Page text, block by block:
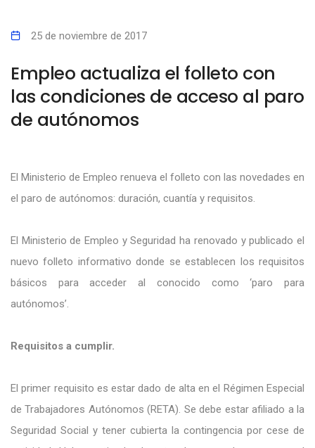
25 de noviembre de 2017
Empleo actualiza el folleto con
las condiciones de acceso al paro
de autónomos
El Ministerio de Empleo renueva el folleto con las novedades en
el paro de autónomos: duración, cuantía y requisitos.
El Ministerio de Empleo y Seguridad ha renovado y publicado el
nuevo folleto informativo donde se establecen los requisitos
básicos para acceder al conocido como ‘paro para
autónomos’.
Requisitos a cumplir.
El primer requisito es estar dado de alta en el Régimen Especial
de Trabajadores Autónomos (RETA). Se debe estar afiliado a la
Seguridad Social y tener cubierta la contingencia por cese de